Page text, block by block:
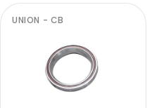
UNION - CB